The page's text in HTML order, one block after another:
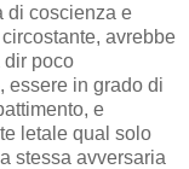
di coscienza e
avrebbe
dir poco
essere in grado di
e
letale qual solo
stessa avversaria